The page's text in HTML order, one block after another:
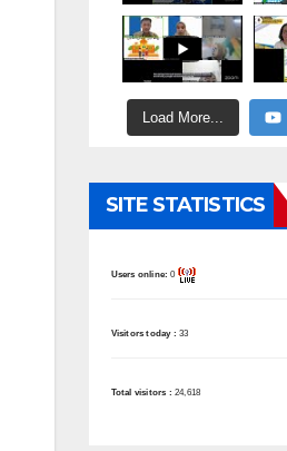
Load More...
SITE STATISTICS
Users online:0
Visitors today : 33
Total visitors : 24,618